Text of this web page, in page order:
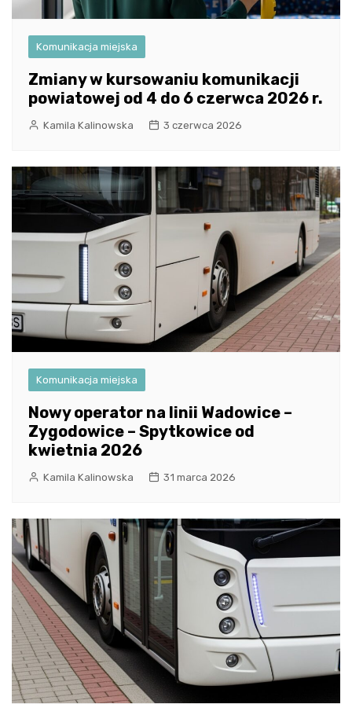
Komunikacja miejska
Zmiany w kursowaniu komunikacji
powiatowej od 4 do 6 czerwca 2026 r.
Kamila Kalinowska 3 czerwca 2026
Komunikacja miejska
Nowy operator na linii Wadowice –
Zygodowice – Spytkowice od
kwietnia 2026
Kamila Kalinowska 31 marca 2026